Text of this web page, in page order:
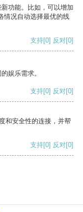
功能。比如，可以增加
情况自动选择最优的线
支持[0] 反对[0]
娱乐需求。
支持[0] 反对[0]
和安全性的连接，并帮
支持[0] 反对[0]